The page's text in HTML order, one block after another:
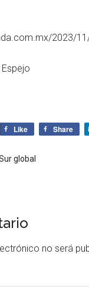
2023/
Like Share
global
no será